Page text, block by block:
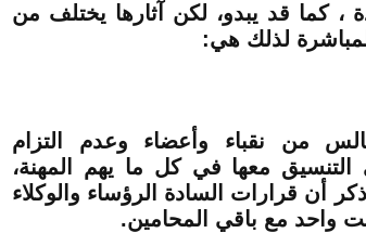
، كما قد يبدو، لكن آثارها يختلف من
لذلك هي:
من نقباء وأعضاء وعدم التزام
معها في كل ما يهم المهنة،
أن قرارات السادة الرؤساء والوكلاء
واحد مع باقي المحامين.